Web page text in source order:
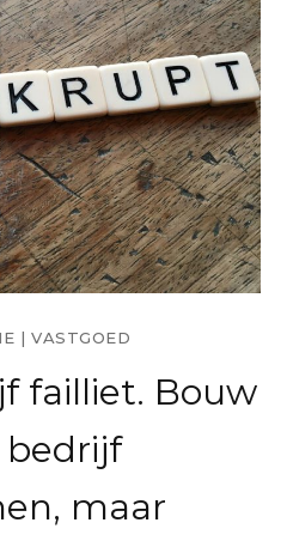
VASTGOED
failliet. Bouw
bedrijf
maar